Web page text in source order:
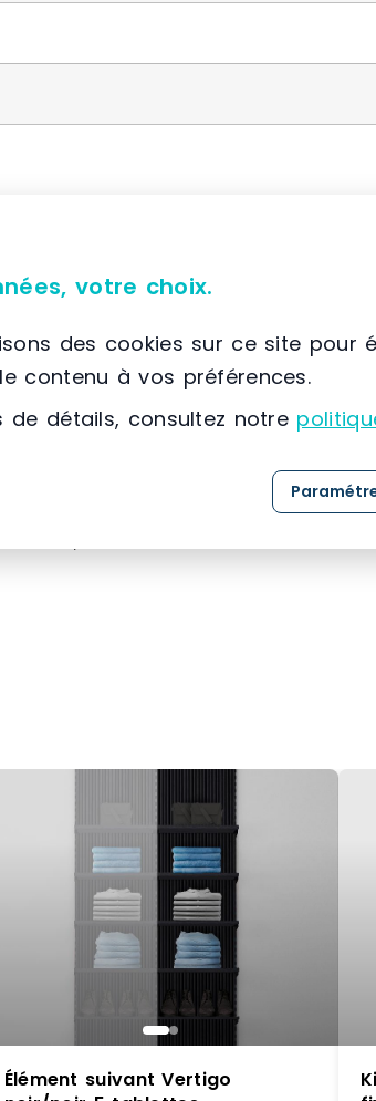
📌 Située à France, SCIONZIER, (74)
SETAM
est spécialisée dans la
solutions dédiées austockage, au
expertise développée depuis 1974,
référence dans l’
aménagement
Grâce à une maîtrise approfondie
clients, SETAM propose une
Élément suivant Vertigo
votre choix.
des cookies sur ce site pour
contenu à vos préférences.
de détails, consultez notre